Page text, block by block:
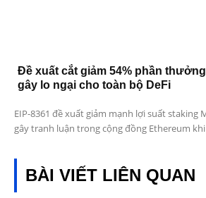
Đề xuất cắt giảm 54% phần
gây lo ngại cho toàn bộ DeFi
EIP-8361 đề xuất giảm mạnh lợi suất staking
gây tranh luận trong cộng đồng Ethereum
BÀI VIẾT LIÊN QUAN